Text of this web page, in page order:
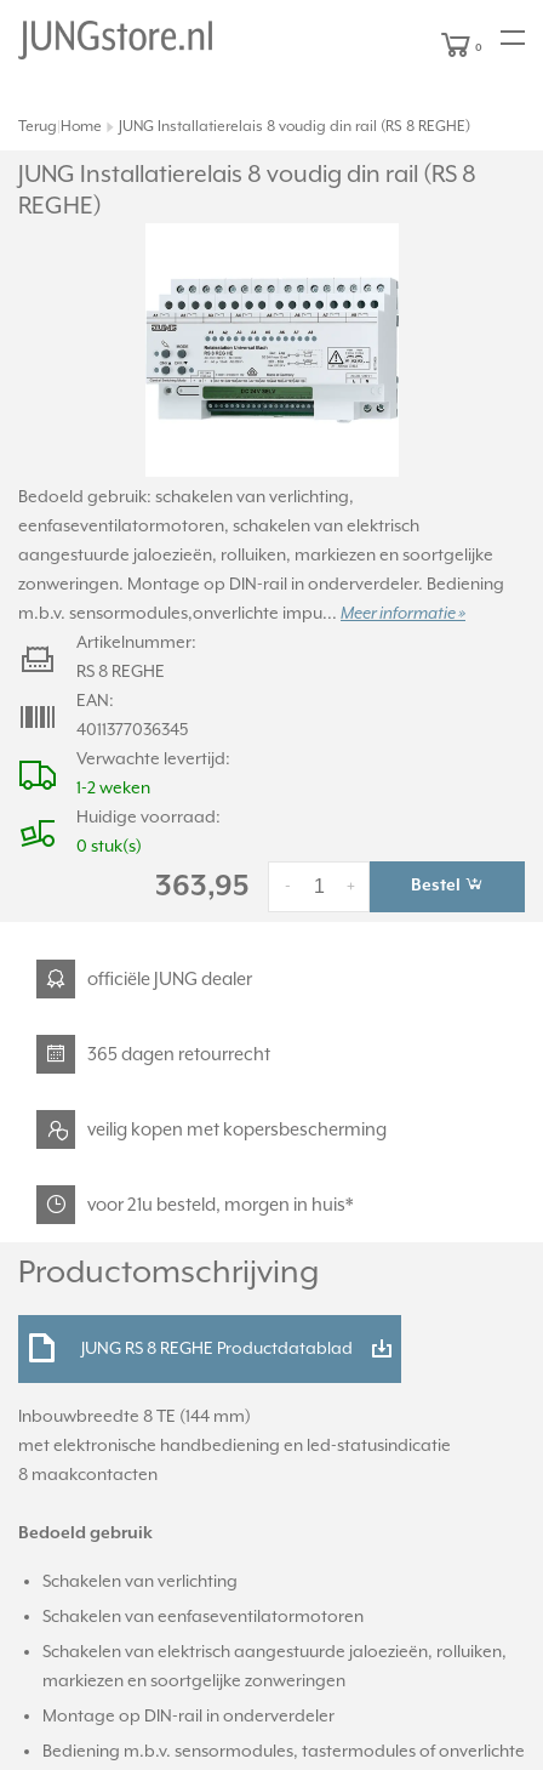
0
Terug Home JUNG Installatierelais 8 voudig din rail (RS 8 REGHE)
JUNG Installatierelais 8 voudig din rail (RS 8
REGHE)
Bedoeld gebruik: schakelen van verlichting,
eenfaseventilatormotoren, schakelen van elektrisch
aangestuurde jaloezieën, rolluiken, markiezen en soortgelijke
zonweringen. Montage op DIN-rail in onderverdeler. Bediening
m.b.v. sensormodules,onverlichte impu... Meer informatie »
Verwachte levertijd:
1-2 weken
Huidige voorraad:
0 stuk(s)
Artikelnummer:
RS 8 REGHE
EAN:
4011377036345
363,95 +
- Bestel
officiële JUNG dealer
365 dagen retourrecht
veilig kopen met kopersbescherming
voor 21u besteld, morgen in huis*
Productomschrijving
JUNG RS 8 REGHE Productdatablad
Inbouwbreedte 8 TE (144 mm)
met elektronische handbediening en led-statusindicatie
8 maakcontacten
Bedoeld gebruik
Schakelen van verlichting
Schakelen van eenfaseventilatormotoren
Schakelen van elektrisch aangestuurde jaloezieën, rolluiken,
markiezen en soortgelijke zonweringen
Montage op DIN-rail in onderverdeler
Bediening m.b.v. sensormodules, tastermodules of onverlichte